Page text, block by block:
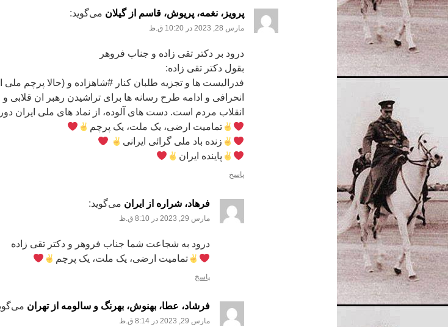
پرویز، نغمه، پریوش، قاسم از گیلان می‌گوید:
مارس 28, 2023 در 10:20 ق.ظ
درود بر دکتر تقی زاده و جناب فروهر
بقول دکتر تقی زاده:
فدرالیست ها و تجزیه طلبان کنار #شاهزاده و (حالا پرچم ملی
انحرافی و ادامه طرح رسانه ها برای تراشیدن رهبر ان
انقلاب مردم است. دست های آلوده، از نماد های ملی ایران
تمامیت ارضی، یک ملت، یک پرچم
زنده باد ملی‌ گرائی ایرانی
پاینده ایران
پاسخ
فرهاد، شراره از ایران می‌گوید:
مارس 29, 2023 در 8:10 ق.ظ
درود به شجاعت شما جناب فروهر و دکتر تقی زاده
تمامیت ارضی، یک ملت، یک پرچم
پاسخ
فرشاد، عطا، بهنوش، بهرنگ و سالومه از تهران
مارس 29, 2023 در 8:14 ق.ظ